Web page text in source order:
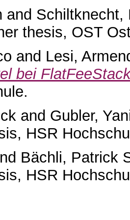
and Schiltknecht,
thesis, OST
and Lesi,
bei
and Gubler,
HSR
Bächli, Patrick
HSR